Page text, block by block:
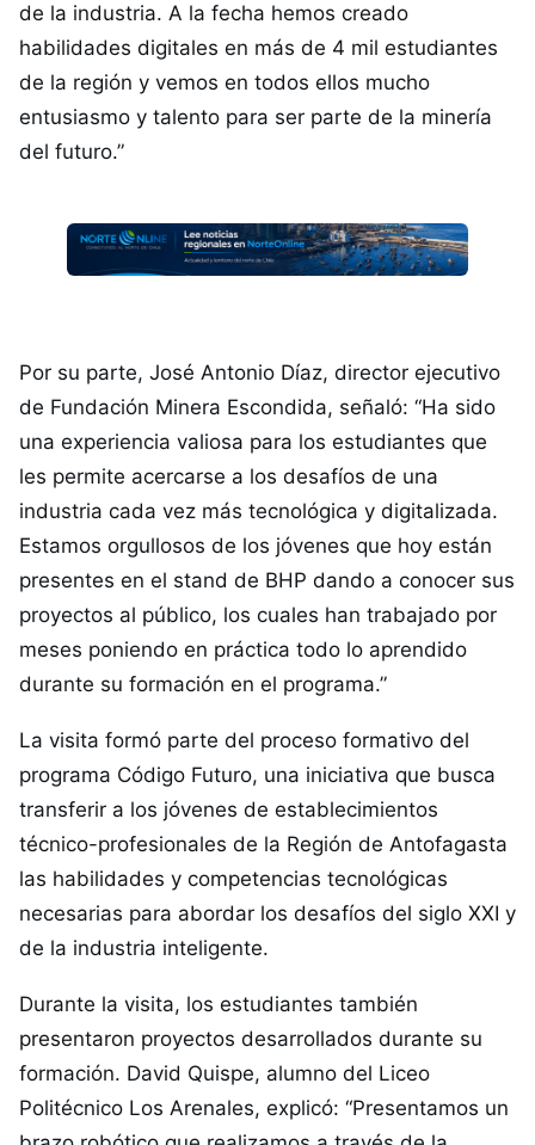
de la industria. A la fecha hemos creado
habilidades digitales en más de 4 mil estudiantes
de la región y vemos en todos ellos mucho
entusiasmo y talento para ser parte de la minería
del futuro.”
Por su parte, José Antonio Díaz, director ejecutivo
de Fundación Minera Escondida, señaló: “Ha sido
una experiencia valiosa para los estudiantes que
les permite acercarse a los desafíos de una
industria cada vez más tecnológica y digitalizada.
Estamos orgullosos de los jóvenes que hoy están
presentes en el stand de BHP dando a conocer sus
proyectos al público, los cuales han trabajado por
meses poniendo en práctica todo lo aprendido
durante su formación en el programa.”
La visita formó parte del proceso formativo del
programa Código Futuro, una iniciativa que busca
transferir a los jóvenes de establecimientos
técnico-profesionales de la Región de Antofagasta
las habilidades y competencias tecnológicas
necesarias para abordar los desafíos del siglo XXI y
de la industria inteligente.
Durante la visita, los estudiantes también
presentaron proyectos desarrollados durante su
formación. David Quispe, alumno del Liceo
Politécnico Los Arenales, explicó: “Presentamos un